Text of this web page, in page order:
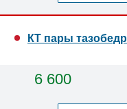
КТ пары
6 600